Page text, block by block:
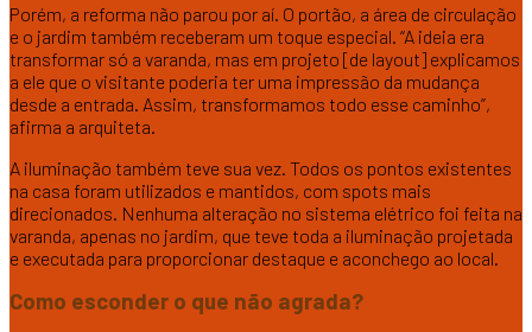
Porém, a reforma não parou por aí. O portão, a área de circulação
e o jardim também receberam um toque especial. “A ideia era
transformar só a varanda, mas em projeto [de layout] explicamos
a ele que o visitante poderia ter uma impressão da mudança
desde a entrada. Assim, transformamos todo esse caminho”,
afirma a arquiteta.
A iluminação também teve sua vez. Todos os pontos existentes
na casa foram utilizados e mantidos, com spots mais
direcionados. Nenhuma alteração no sistema elétrico foi feita na
varanda, apenas no jardim, que teve toda a iluminação projetada
e executada para proporcionar destaque e aconchego ao local.
Como esconder o que não agrada?